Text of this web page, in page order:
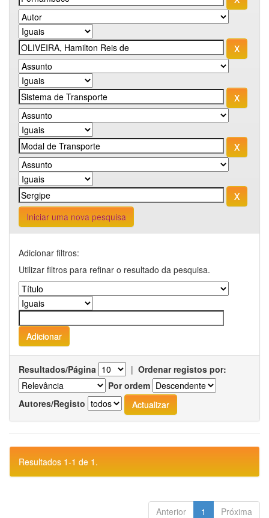
Iniciar uma nova pesquisa
Adicionar filtros:
Utilizar filtros para refinar o resultado da pesquisa.
Resultados/Página | Ordenar registos por:
Por ordem
Autores/Registo
Resultados 1-1 de 1.
Anterior 1 Próxima